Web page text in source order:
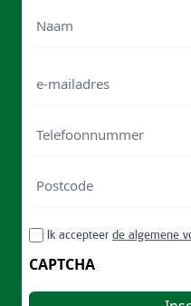
mailadres
/
Postal
RGPDIk accepteer de algemene
CAPTCHA